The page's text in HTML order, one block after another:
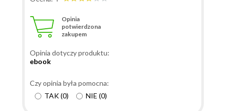
Opinia
potwierdzona
zakupem
Opinia dotyczy produktu:
ebook
Czy opinia była pomocna:
TAK(0) NIE (0)